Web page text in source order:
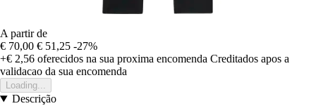
A partir de
€ 70,00 € 51,25 -27%
+€ 2,56 oferecidos na sua proxima encomenda Creditados apos a
validacao da sua encomenda
Loading...
Descrição